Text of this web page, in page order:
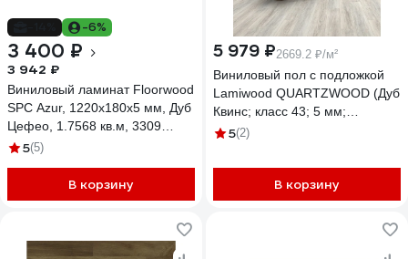
-6%
3 400 ₽
3 942 ₽
Виниловый ламинат Floorwood
SPC Azur, 1220x180x5 мм, Дуб
Цефео, 1.7568 кв.м, 3309
Р0050285
5(5)
В корзину
5 979 ₽2669.2 ₽/м²
Виниловый пол с подложкой
Lamiwood QUARTZWOOD (Дуб
Квинс; класс 43; 5 мм;
микрофаска; площадь
5(2)
В корзину